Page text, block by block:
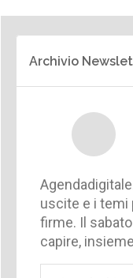
Archivio
uscite e i temi
firme. Il
capire,